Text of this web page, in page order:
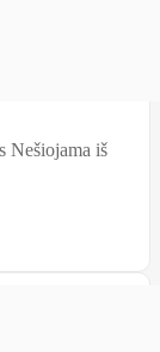
Nešiojama iš